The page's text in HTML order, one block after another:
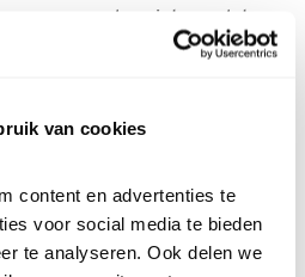
van cookies
content en advertenties te
voor social media te bieden
te analyseren. Ook delen we
we er dus niet aan dat
dag. Ach, gelukkig is zo’n
Vind ik leuk
Bewaar deze blog
de Lente